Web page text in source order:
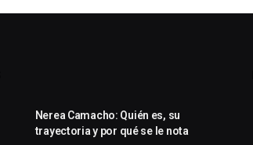
Nerea Camacho: Quién es, su
trayectoria y por qué se le nota